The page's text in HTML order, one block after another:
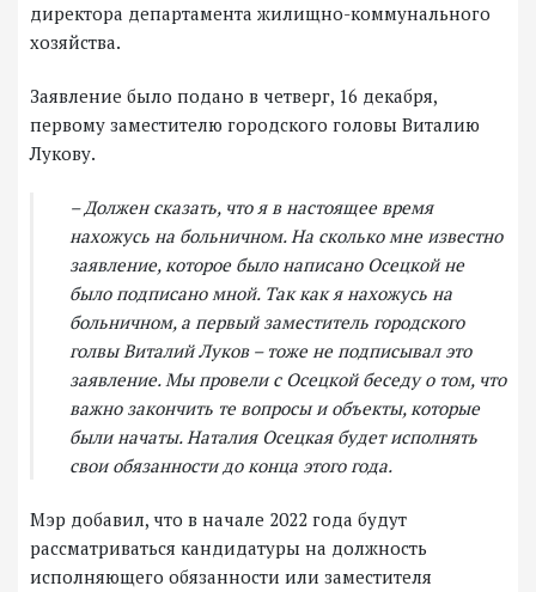
директора департамента жилищно-коммунального
хозяйства.
Заявление было подано в четверг, 16 декабря,
первому заместителю городского головы Виталию
Лукову.
– Должен сказать, что я в настоящее время
нахожусь на больничном. На сколько мне известно
заявление, которое было написано Осецкой не
было подписано мной. Так как я нахожусь на
больничном, а первый заместитель городского
голвы Виталий Луков – тоже не подписывал это
заявление. Мы провели с Осецкой беседу о том, что
важно закончить те вопросы и объекты, которые
были начаты. Наталия Осецкая будет исполнять
свои обязанности до конца этого года.
Мэр добавил, что в начале 2022 года будут
рассматриваться кандидатуры на должность
исполняющего обязанности или заместителя